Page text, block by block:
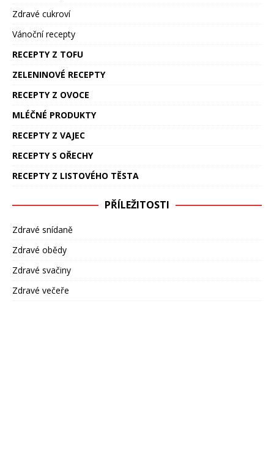
Zdravé cukroví
Vánoční recepty
RECEPTY Z TOFU
ZELENINOVÉ RECEPTY
RECEPTY Z OVOCE
MLÉČNÉ PRODUKTY
RECEPTY Z VAJEC
RECEPTY S OŘECHY
RECEPTY Z LISTOVÉHO TĚSTA
PŘÍLEŽITOSTI
Zdravé snídaně
Zdravé obědy
Zdravé svačiny
Zdravé večeře